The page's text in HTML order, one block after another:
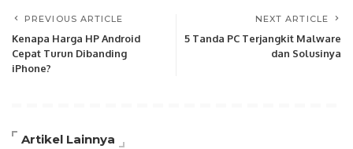
PREVIOUS ARTICLE
Kenapa Harga HP Android
Cepat Turun Dibanding
iPhone?
NEXT ARTICLE
5 Tanda PC Terjangkit Malware
dan Solusinya
Artikel Lainnya